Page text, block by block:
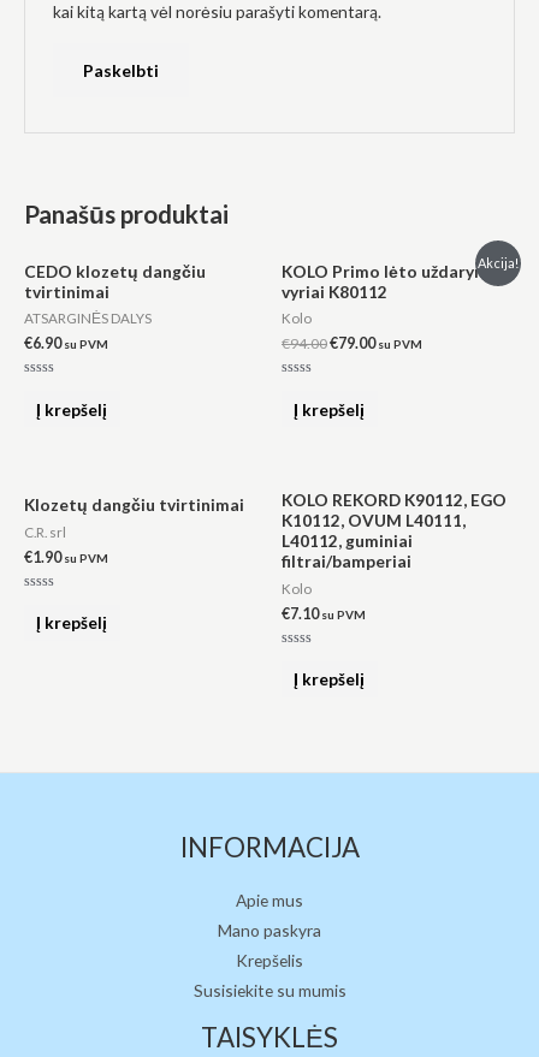
kai kitą kartą vėl norėsiu parašyti komentarą.
Panašūs produktai
CEDO klozetų dangčiu
tvirtinimai
ATSARGINĖS DALYS
€6.90 su PVM
Į krepšelį
Akcija!
KOLO Primo lėto uždarymo
vyriai K80112
Kolo
€94.00
price
was:
€79.00
price
is:
su PVM
Į krepšelį
Klozetų dangčiu tvirtinimai
C.R. srl
€1.90 su PVM
Į krepšelį
KOLO REKORD K90112, EGO
K10112, OVUM L40111,
L40112, guminiai
filtrai/bamperiai
Kolo
€7.10 su PVM
Į krepšelį
INFORMACIJA
Apie mus
Mano paskyra
Krepšelis
Susisiekite su mumis
TAISYKLĖS